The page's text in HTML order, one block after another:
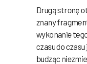
Drugą stronę
znany
wykonanie
czasu do
budząc